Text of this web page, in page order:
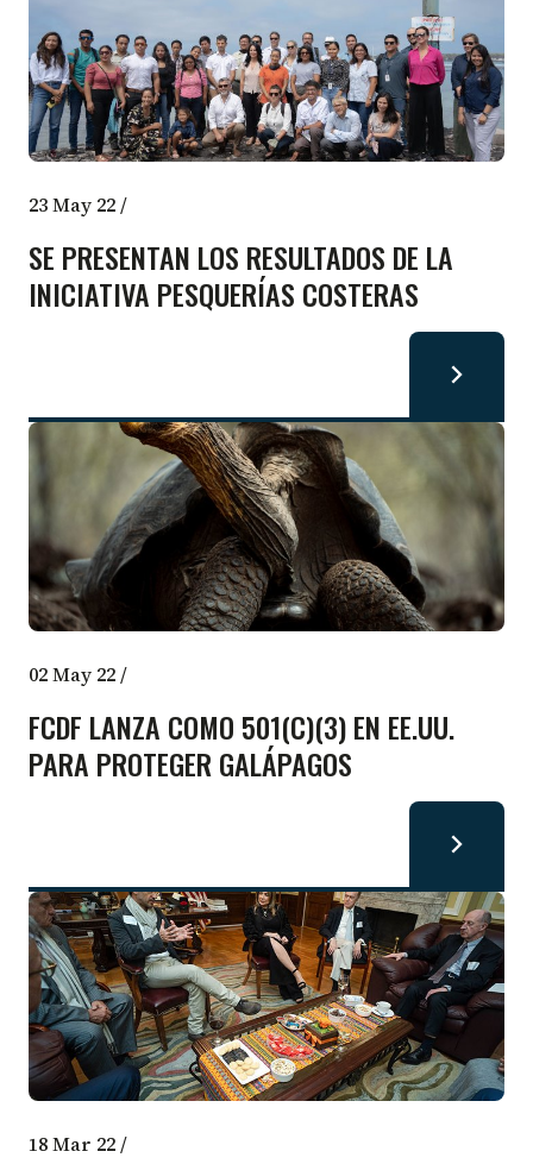
23 May 22/
SE PRESENTAN LOS RESULTADOS DE LA
INICIATIVA PESQUERÍAS COSTERAS
02 May 22/
FCDF LANZA COMO 501(C)(3) EN EE.UU.
PARA PROTEGER GALÁPAGOS
18 Mar 22/